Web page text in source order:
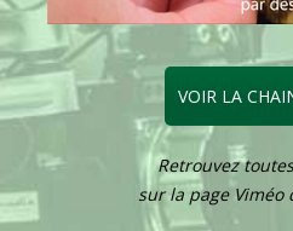
VOIR LA
Retrouvez
sur la page Viméo